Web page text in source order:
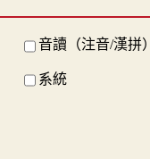
音讀（注音/漢拼）
系統